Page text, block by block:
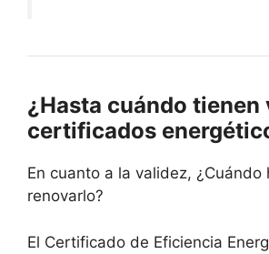
¿Hasta cuándo tienen
certificados
En cuanto a la validez, ¿Cuándo
renovarlo?
El Certificado de Eficiencia